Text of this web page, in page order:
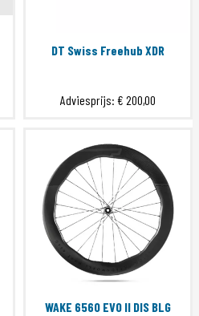
DT Swiss Freehub XDR
Adviesprijs: € 200,00
WAKE 6560 EVO II DIS BLG